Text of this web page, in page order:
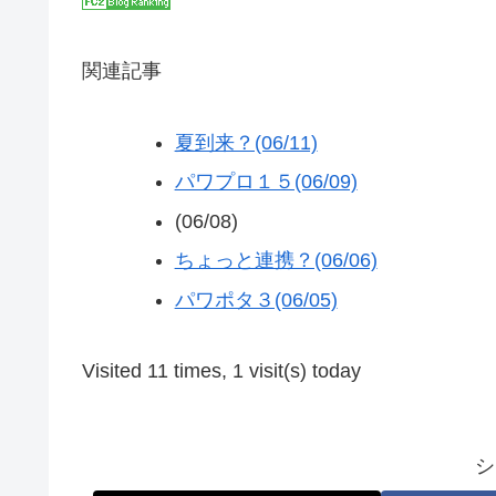
関連記事
夏到来？(06/11)
パワプロ１５(06/09)
(06/08)
ちょっと連携？(06/06)
パワポタ３(06/05)
Visited 11 times, 1 visit(s) today